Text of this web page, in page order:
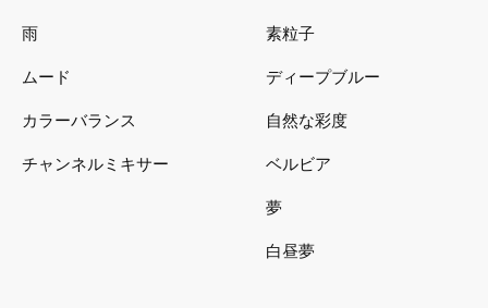
雨
ムード
カラーバランス
チャンネルミキサー
素粒子
ディープブルー
自然な彩度
ベルビア
夢
白昼夢